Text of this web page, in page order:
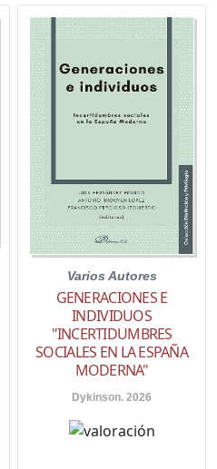
Varios Autores
GENERACIONES E
INDIVIDUOS
"INCERTIDUMBRES
SOCIALES EN LA ESPAÑA
MODERNA"
Dykinson. 2026